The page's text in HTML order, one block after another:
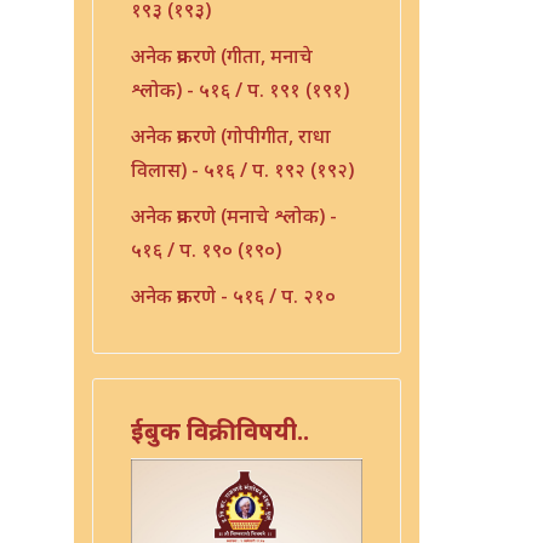
१९३ (१९३)
अनेक प्रकरणे (गीता, मनाचे
श्लोक) - ५१६ / प. १९१ (१९१)
अनेक प्रकरणे (गोपीगीत, राधा
विलास) - ५१६ / प. १९२ (१९२)
अनेक प्रकरणे (मनाचे श्लोक) -
५१६ / प. १९० (१९०)
अनेक प्रकरणे - ५१६ / प. २१०
अनेक प्रकरणे - ५१६ / प. २३६
अभंग - ५१६ / प. १५३ (१५३)
अभंग पदे - ५१६ / प. २२६
ईबुक विक्रीविषयी..